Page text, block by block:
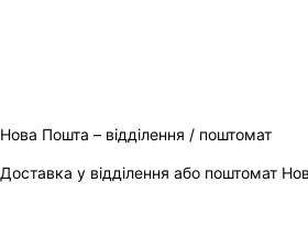
Нова Пошта – відділення / поштомат
Доставка у відділення або поштомат